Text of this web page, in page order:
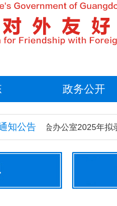
政务公开
知公告
工作委员会办公室2025年拟